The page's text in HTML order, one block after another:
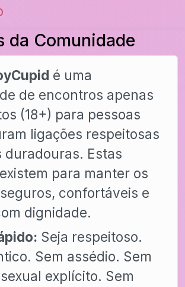
da Comunidade
é uma
de encontros apenas
(18+) para pessoas
ligações respeitosas
duradouras. Estas
para manter os
confortáveis e
dignidade.
Seja respeitoso.
Sem assédio. Sem
explícito. Sem